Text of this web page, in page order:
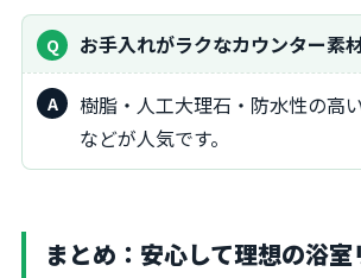
お手入れがラクなカウンター素
樹脂・人工大理石・防水性の高い木目調パネル
などが人気です。
まとめ：安心して理想の浴室